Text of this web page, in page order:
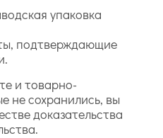
упаковка
подтверждающие
и товарно-
не сохранились, вы
доказательства